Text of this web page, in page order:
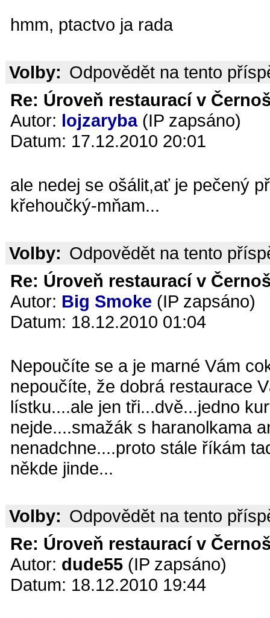
hmm, ptactvo ja rada
Volby: Odpovědět na tento
Re: Úroveň restaurací v
Autor: lojzaryba(IP zapsáno)
Datum: 17.12.2010 20:01
ale nedej se ošálit,ať je pečený
křehoučký-mňam...
Volby: Odpovědět na tento
Re: Úroveň restaurací v
Autor: Big Smoke (IP zapsáno)
Datum: 18.12.2010 01:04
Nepoučíte se a je marné Vám
nepoučíte, že dobrá restaurace
lístku....ale jen tři...dvě...jedno
nejde....smažák s haranolkama
nenadchne....proto stále říkám
někde jinde...
Volby: Odpovědět na tento
Re: Úroveň restaurací v
Autor: dude55 (IP zapsáno)
Datum: 18.12.2010 19:44